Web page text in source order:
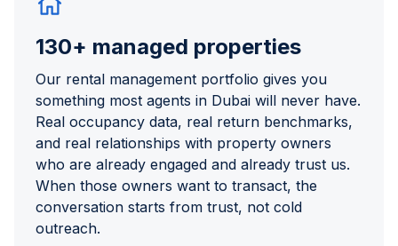
130+ managed properties
Our rental management portfolio gives you
something most agents in Dubai will never have.
Real occupancy data, real return benchmarks,
and real relationships with property owners
who are already engaged and already trust us.
When those owners want to transact, the
conversation starts from trust, not cold
outreach.